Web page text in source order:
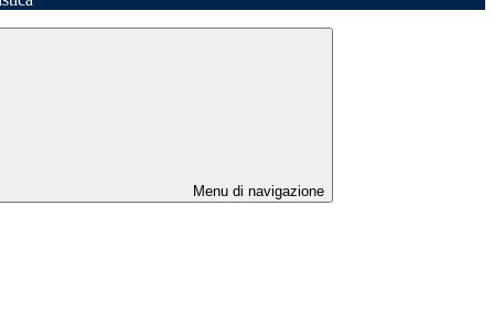
Menu di navigazione